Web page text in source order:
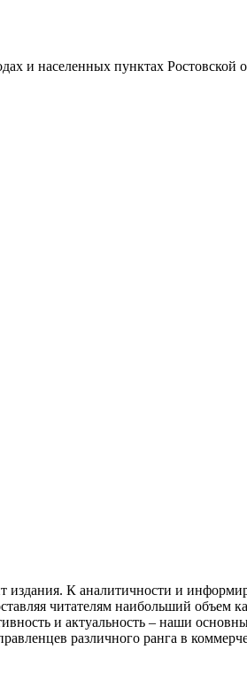
и населенных пунктах Ростовской
К аналитичности и
читателям наибольший объем
и актуальность – наши
различного ранга в